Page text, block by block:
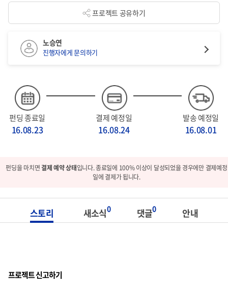
프로젝트 공유하기
펀딩 종료일
16.08.23
결제 예정일
16.08.24
발송 예정일
16.08.01
노승연
진행자에게 문의하기
펀딩을 마치면결제 예약 상태입니다. 종료일에 100% 이상이 달성되었을 경우에만 결제예정
일에 결제가 됩니다.
스토리 새소식0 댓글0 안내
프로젝트 신고하기